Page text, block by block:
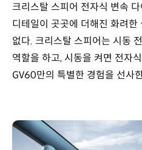
크리스탈 스피어 전자식 변속
디테일이 곳곳에 더해진 화려한
없다. 크리스탈 스피어는 시동
역할을 하고, 시동을 켜면 전자
GV60만의 특별한 경험을 선사